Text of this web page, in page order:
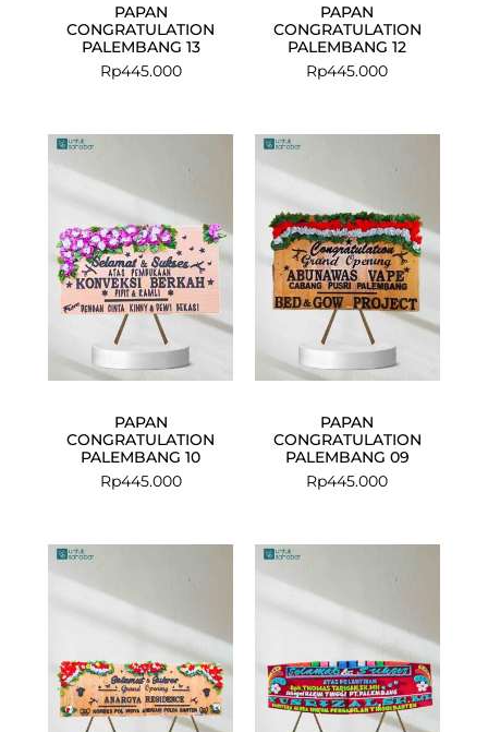
PAPAN
CONGRATULATION
PALEMBANG 13
Rp445.000
PAPAN
CONGRATULATION
PALEMBANG 12
Rp445.000
PAPAN
CONGRATULATION
PALEMBANG 10
Rp445.000
PAPAN
CONGRATULATION
PALEMBANG 09
Rp445.000